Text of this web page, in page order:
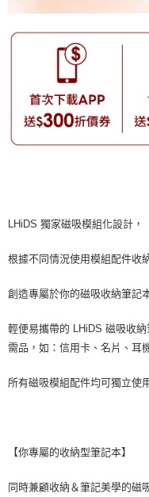
LHiDS 獨家磁吸模組化設計，
根據不同情況使用模組配件收
創造專屬於你的磁吸收納筆記
輕便易攜帶的 LHiDS 磁吸收
需品，如：信用卡、名片、耳
所有磁吸模組配件均可獨立使
【你專屬的收納型筆記本】
同時兼顧收納＆筆記美學的磁